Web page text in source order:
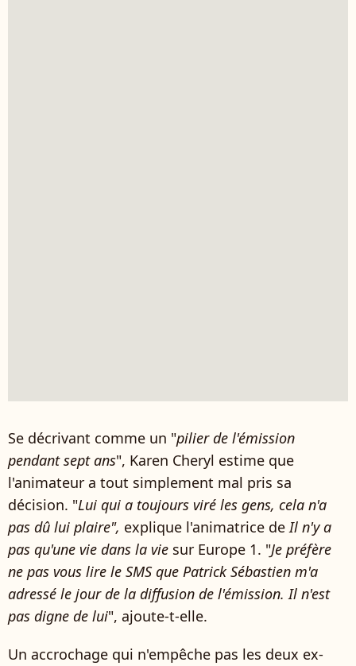
Se décrivant comme un "pilier de l'émission
pendant sept ans", Karen Cheryl estime que
l'animateur a tout simplement mal pris sa
décision. "Lui qui a toujours viré les gens, cela n'a
pas dû lui plaire", explique l'animatrice de Il n'y a
pas qu'une vie dans la vie sur Europe 1. "Je préfère
ne pas vous lire le SMS que Patrick Sébastien m'a
adressé le jour de la diffusion de l'émission. Il n'est
pas digne de lui", ajoute-t-elle.
Un accrochage qui n'empêche pas les deux ex-